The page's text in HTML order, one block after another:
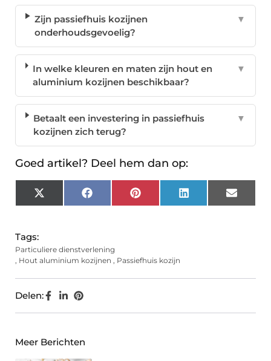
Zijn passiefhuis kozijnen
onderhoudsgevoelig?
▼
In welke kleuren en maten zijn hout en
aluminium kozijnen beschikbaar?
▼
Betaalt een investering in passiefhuis
kozijnen zich terug?
▼
Goed artikel? Deel hem dan op:
X
(Twitter)
FacebookPinterest LinkedIn Email
Tags:
Particuliere dienstverlening
, Hout aluminium kozijnen , Passiefhuis kozijn
Delen:
Meer Berichten